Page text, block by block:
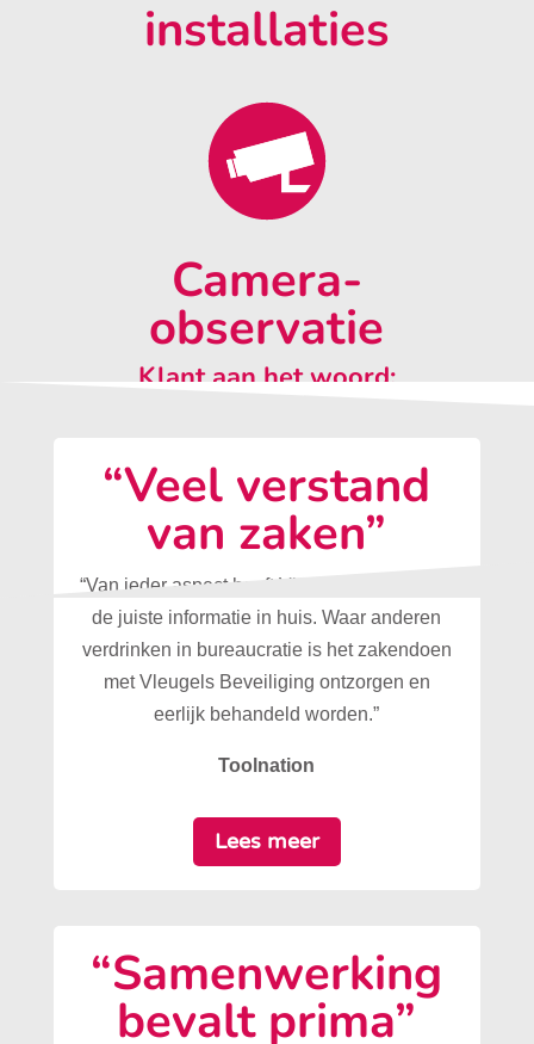
installaties
Camera-
observatie
Klant aan het woord:
“Veel verstand
van zaken”
“Van ieder aspect heeft Vleugels Beveiliging
de juiste informatie in huis. Waar anderen
verdrinken in bureaucratie is het zakendoen
met Vleugels Beveiliging ontzorgen en
eerlijk behandeld worden.”
Toolnation
Lees meer
“Samenwerking
bevalt prima”